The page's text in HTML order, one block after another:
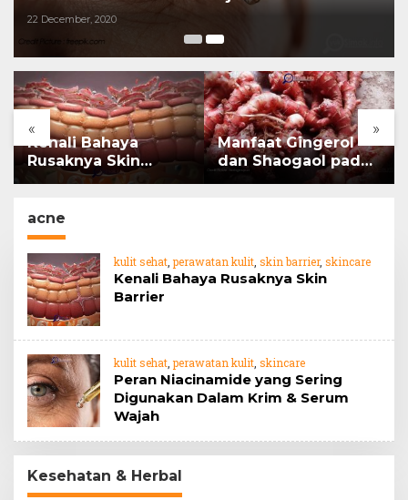
22 December, 2020
« »
Kenali Bahaya
Rusaknya Skin
Barrier
Manfaat Gingerol
dan Shaogaol pada
acne
kulit sehat ,perawatan kulit skin barrier, skincare
Kenali Bahaya Rusaknya Skin
Barrier
kulit sehat ,perawatan kulit skincare
Peran Niacinamide yang Sering
Digunakan Dalam Krim & Serum
Wajah
Kesehatan & Herbal